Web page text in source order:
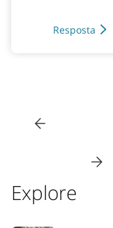
Resposta
Explore